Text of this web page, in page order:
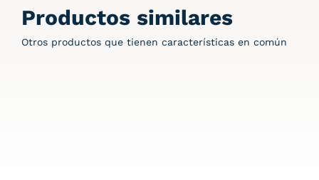
Productos similares
Otros productos que tienen características en común